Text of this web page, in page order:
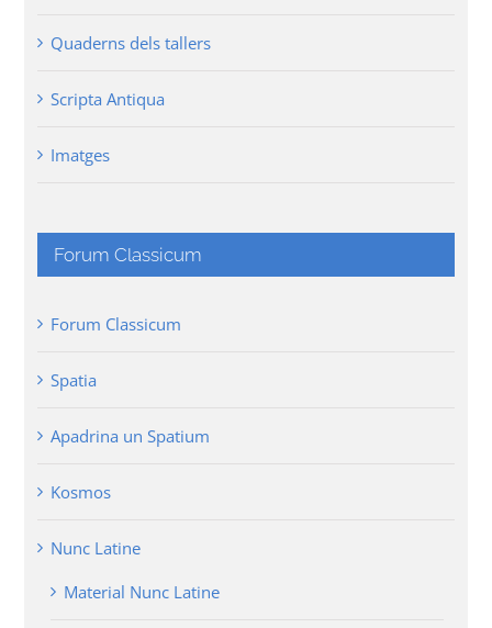
Quaderns dels tallers
Scripta Antiqua
Imatges
Forum Classicum
Forum Classicum
Spatia
Apadrina un Spatium
Kosmos
Nunc Latine
Material Nunc Latine